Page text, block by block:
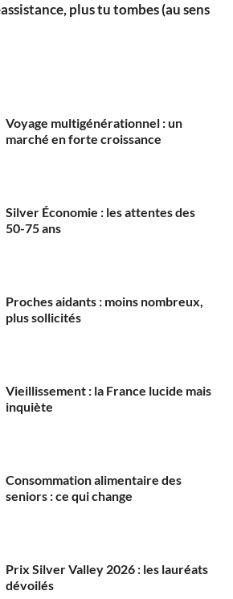
plus tu tombes (au sens
Voyage multigénérationnel : un
marché en forte croissance
Silver Économie : les attentes des
50-75 ans
Proches aidants : moins nombreux,
plus sollicités
Vieillissement : la France lucide mais
inquiète
Consommation alimentaire des
seniors : ce qui change
Prix Silver Valley 2026 : les lauréats
dévoilés